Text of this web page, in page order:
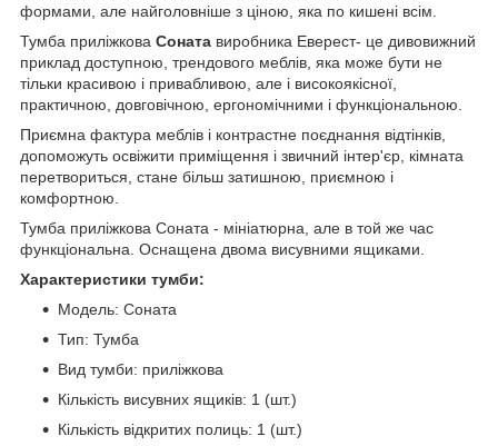
формами, але найголовніше з ціною, яка по кишені всім.
Тумба приліжкова Соната виробника Еверест- це дивовижний
приклад доступною, трендового меблів, яка може бути не
тільки красивою і привабливою, але і високоякісної,
практичною, довговічною, ергономічними і функціональною.
Приємна фактура меблів і контрастне поєднання відтінків,
допоможуть освіжити приміщення і звичний інтер'єр, кімната
перетвориться, стане більш затишною, приємною і
комфортною.
Тумба приліжкова Соната - мініатюрна, але в той же час
функціональна. Оснащена двома висувними ящиками.
Характеристики тумби:
Модель: Соната
Тип: Тумба
Вид тумби: приліжкова
Кількість висувних ящиків: 1 (шт.)
Кількість відкритих полиць: 1 (шт.)